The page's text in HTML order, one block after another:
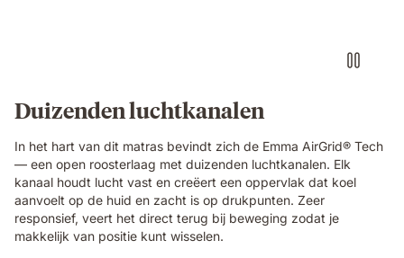
fibrous
showing
the
material
technology
of
the
Duizenden luchtkanalen
In het hart van dit matras bevindt zich de Emma AirGrid® Tech
— een open roosterlaag met duizenden luchtkanalen. Elk
kanaal houdt lucht vast en creëert een oppervlak dat koel
aanvoelt op de huid en zacht is op drukpunten. Zeer
responsief, veert het direct terug bij beweging zodat je
makkelijk van positie kunt wisselen.